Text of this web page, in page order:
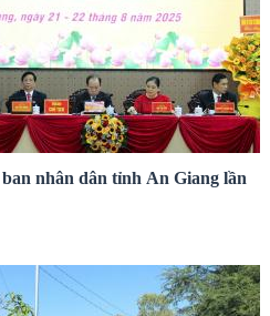
nhân dân tỉnh An Giang lần